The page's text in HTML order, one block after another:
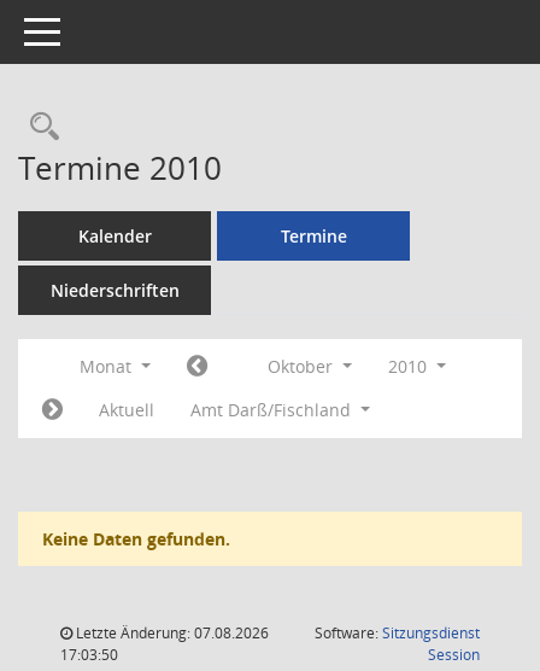
Toggle navigation
Rechercheauswahl
Termine 2010
Kalender Termine
Niederschriften
Monat Oktober
2010
Aktuell
Amt Darß/Fischland
Keine Daten gefunden.
Letzte Änderung: 07.08.2026
17:03:50
Software:Sitzungsdienst
Session(Wird in